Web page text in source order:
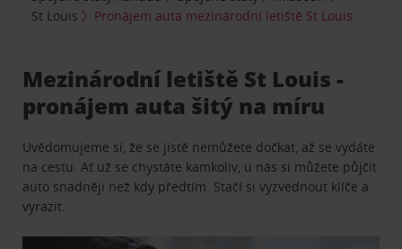
St Louis
Pronájem auta mezinárodní letiště St Louis
Mezinárodní letiště St Louis -
pronájem auta šitý na míru
Uvědomujeme si, že se jistě nemůžete dočkat, až se vydáte
na cestu. Ať už se chystáte kamkoliv, u nás si můžete půjčit
auto snadněji než kdy předtím. Stačí si vyzvednout klíče a
vyrazit.